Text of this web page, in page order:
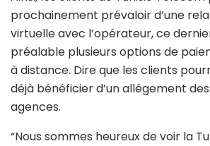
prochainement prévaloir d’une
virtuelle avec l’opérateur, ce
préalable plusieurs options de
à distance. Dire que les clients
déjà bénéficier d’un allégement
agences.
“Nous sommes heureux de voir la